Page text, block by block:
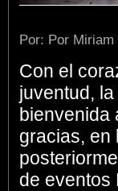
Por: Por
Con el
juventud,
bienvenida
gracias, en
de eventos